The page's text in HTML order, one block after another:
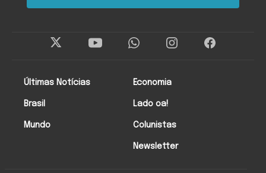
Últimas Notícias
Brasil
Mundo
Economia
Lado oa!
Colunistas
Newsletter